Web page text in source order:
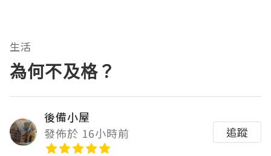
生活
為何不及格？
後備小屋
發佈於 16小時前
追蹤